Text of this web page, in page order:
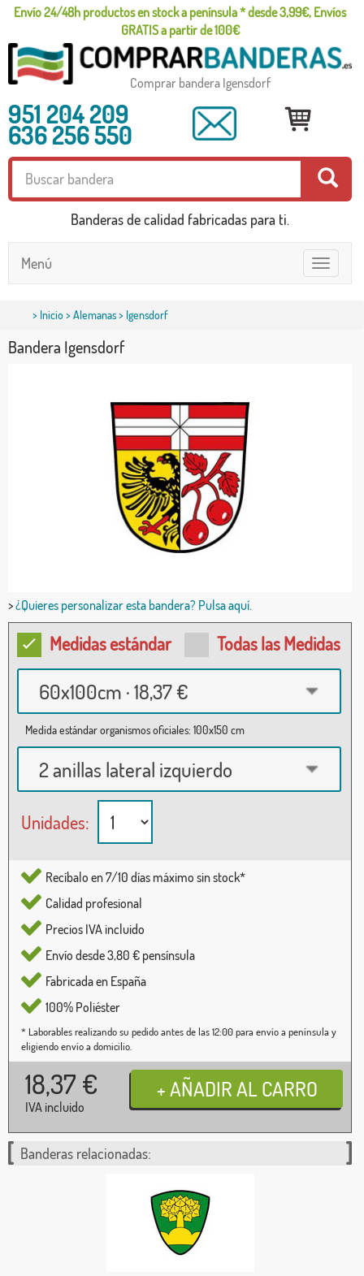
Envío 24/48h productos en stock a península * desde 3,99€, Envíos
GRATIS a partir de 100€
Comprar bandera Igensdorf
951 204 209
636 256 550
Banderas de calidad fabricadas para ti.
Toggle
navigation
Menú
> Inicio>Alemanas> Igensdorf
Bandera Igensdorf
>¿Quieres personalizar esta bandera? Pulsa aquí.
Medidas estándar Todas las Medidas
60x100cm · 18,37 €
Medida estándar organismos oficiales: 100x150 cm
2 anillas lateral izquierdo
Unidades:
Recíbalo en 7/10 días máximo sin stock*
Calidad profesional
Precios IVA incluido
Envío desde 3,80 € pensínsula
Fabricada en España
100% Poliéster
* Laborables realizando su pedido antes de las 12:00 para envío a península y
eligiendo envío a domicilio.
18,37 €
IVA incluido
Banderas relacionadas: